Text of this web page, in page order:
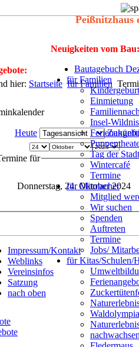
Peißnitzhaus
Neuigkeiten vom Bau:
Bautagebuch
für Familien
Einmietung
Insel-
Tag der
Wintercafé
Termine
für Mitmacher
Mitglied
Wir suchen
Spenden
Auftreten
Termine
Jobs/
für Kitas/Schulen/
hier: Startseite für Familien
Heute
für
Donnerstag, 24. Oktober 2024
Impressum/Kontakt
Weblinks
Vereinsinfos
Satzung
nach oben